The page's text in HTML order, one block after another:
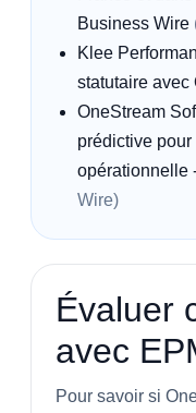
Business Wire
Klee
statutaire avec
OneStream
prédictive
opérationnelle
Wire)
Évaluer
avec
Pour savoir si